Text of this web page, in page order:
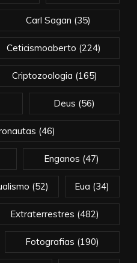
Carl Sagan (35)
Ceticismoaberto (224)
Criptozoologia (165)
Deus (56)
(46)
Enganos (47)
(52) Eua (34)
Extraterrestres (482)
Fotografias (190)